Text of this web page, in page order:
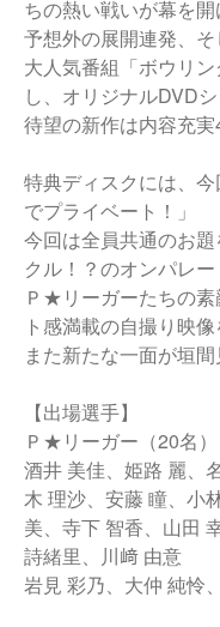
ちの熱い戦いが幕を開
予想外の展開連発、
大人気番組「ボウリ
し、オリジナルDVD
待望の新作は内容充実
特典ディスクには、
でプライベート！」
今回は全員共通のお
クル！？のオンパレー
Ｐ★リーガーたちの
ト感満載の自撮り映
また新たな一面が垣
【出場選手】
Ｐ★リーガー（20名）
酒井 美佳、姫路 麗、
木 理沙、安藤 瞳、小
美、寺下 智香、山田
詩緒里、川﨑 由意
岩見 彩乃、大仲 純怜